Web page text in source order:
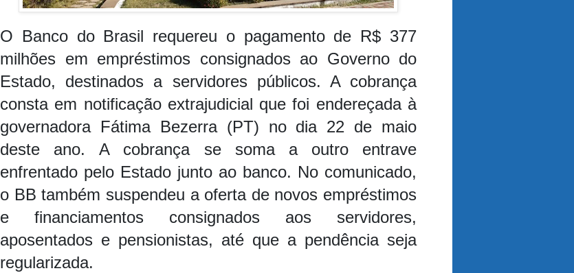
O Banco do Brasil requereu o pagamento de R$ 377
milhões em empréstimos consignados ao Governo do
Estado, destinados a servidores públicos. A cobrança
consta em notificação extrajudicial que foi endereçada à
governadora Fátima Bezerra (PT) no dia 22 de maio
deste ano.A cobrança se soma a outro entrave
enfrentado pelo Estado junto ao banco. No comunicado,
o BB também suspendeu a oferta de novos empréstimos
e financiamentos consignados aos servidores,
aposentados e pensionistas, até que a pendência seja
regularizada.